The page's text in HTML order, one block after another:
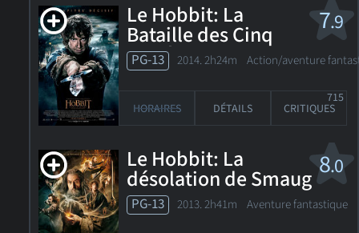
7.9
Le Hobbit: La
Bataille des Cinq
Armées
PG-13 2014. 2h24m Action/aventure
HORAIRES DÉTAILS CRITIQUES
715
8.0
Le Hobbit: La
désolation de Smaug
v.f.
PG-13 2013. 2h41m Aventure fantastique